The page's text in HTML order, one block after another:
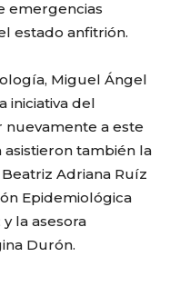
emergencias
estado anfitrión.
Miguel Ángel
iniciativa del
nuevamente a este
asistieron también la
Adriana Ruíz
Epidemiológica
la asesora
Durón.